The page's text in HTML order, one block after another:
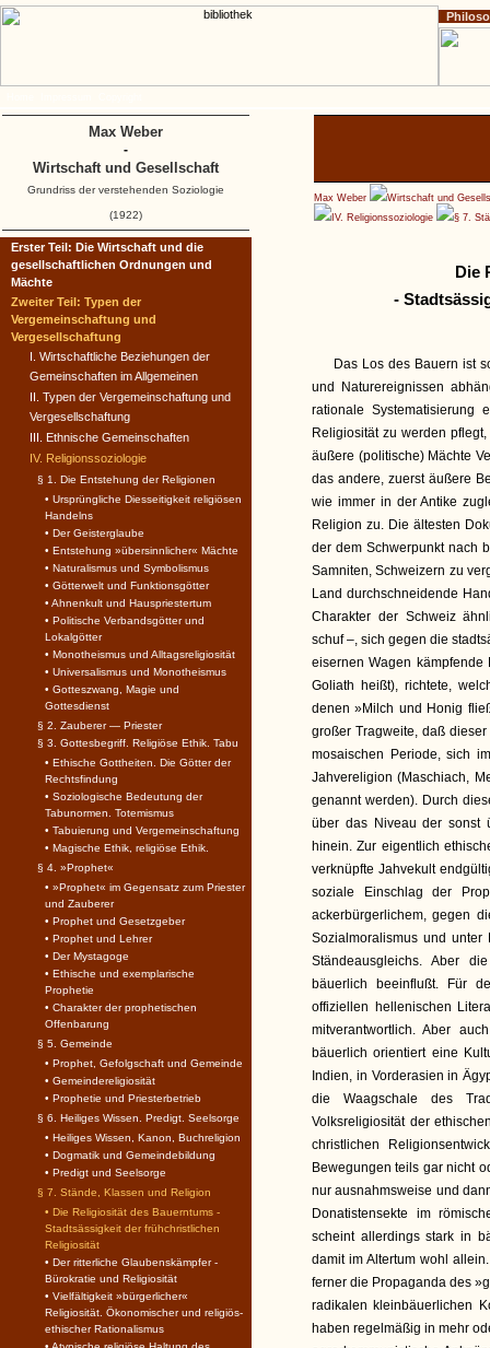
Max Weber
Wirtschaft und
IV. Religionssoziologie
§ 7.
Die
-
Das Los des Bauern ist
und Naturereignissen
rationale Systematisierung
Religiosität zu werden
äußere (politische) Mächte
das andere, zuerst äußere
wie immer in der Antike
Religion zu. Die ältesten
der dem Schwerpunkt nach
Samniten, Schweizern zu
Land durchschneidende
Charakter der Schweiz
schuf –, sich gegen die
eisernen Wagen
Goliath heißt), richtete,
denen »Milch und Honig
großer Tragweite, daß
mosaischen Periode, sich
Jahvereligion (Maschiach,
genannt werden). Durch
über das Niveau der sonst
hinein. Zur eigentlich
verknüpfte Jahvekult
soziale Einschlag der
ackerbürgerlichem, gegen
Sozialmoralismus und
Ständeausgleichs. Aber
bäuerlich beeinflußt. Für
offiziellen hellenischen
mitverantwortlich. Aber
bäuerlich orientiert eine
Indien, in Vorderasien in
die Waagschale des
Volksreligiosität der
christlichen
Bewegungen teils gar nicht
nur ausnahmsweise und
Donatistensekte im
scheint allerdings stark in
damit im Altertum wohl
ferner die Propaganda des
radikalen kleinbäuerlichen
haben regelmäßig in mehr
Erster Teil: Die Wirtschaft und die
gesellschaftlichen Ordnungen und
Mächte
Zweiter Teil: Typen der
Vergemeinschaftung und
Vergesellschaftung
I. Wirtschaftliche Beziehungen der
Gemeinschaften im Allgemeinen
II. Typen der Vergemeinschaftung und
Vergesellschaftung
III. Ethnische Gemeinschaften
IV. Religionssoziologie
§ 1. Die Entstehung der Religionen
• Ursprüngliche Diesseitigkeit religiösen
Handelns
• Der Geisterglaube
• Entstehung »übersinnlicher« Mächte
• Naturalismus und Symbolismus
• Götterwelt und Funktionsgötter
• Ahnenkult und Hauspriestertum
• Politische Verbandsgötter und
Lokalgötter
• Monotheismus und Alltagsreligiosität
• Universalismus und Monotheismus
• Gotteszwang, Magie und
Gottesdienst
§ 2. Zauberer — Priester
§ 3. Gottesbegriff. Religiöse Ethik. Tabu
• Ethische Gottheiten. Die Götter der
Rechtsfindung
• Soziologische Bedeutung der
Tabunormen. Totemismus
• Tabuierung und Vergemeinschaftung
• Magische Ethik, religiöse Ethik.
§ 4. »Prophet«
• »Prophet« im Gegensatz zum Priester
und Zauberer
• Prophet und Gesetzgeber
• Prophet und Lehrer
• Der Mystagoge
• Ethische und exemplarische
Prophetie
• Charakter der prophetischen
Offenbarung
§ 5. Gemeinde
• Prophet, Gefolgschaft und Gemeinde
• Gemeindereligiosität
• Prophetie und Priesterbetrieb
§ 6. Heiliges Wissen. Predigt. Seelsorge
• Heiliges Wissen, Kanon, Buchreligion
• Dogmatik und Gemeindebildung
• Predigt und Seelsorge
§ 7. Stände, Klassen und Religion
• Die Religiosität des Bauerntums -
Stadtsässigkeit der frühchristlichen
Religiosität
• Der ritterliche Glaubenskämpfer -
Bürokratie und Religiosität
• Vielfältigkeit »bürgerlicher«
Religiosität. Ökonomischer und religiös-
ethischer Rationalismus
Max Weber
-
Wirtschaft und Gesellschaft
Grundriss der verstehenden Soziologie
(1922)